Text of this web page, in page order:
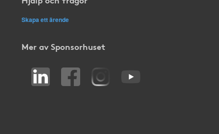
Skapa ett ärende
Mer av Sponsorhuset